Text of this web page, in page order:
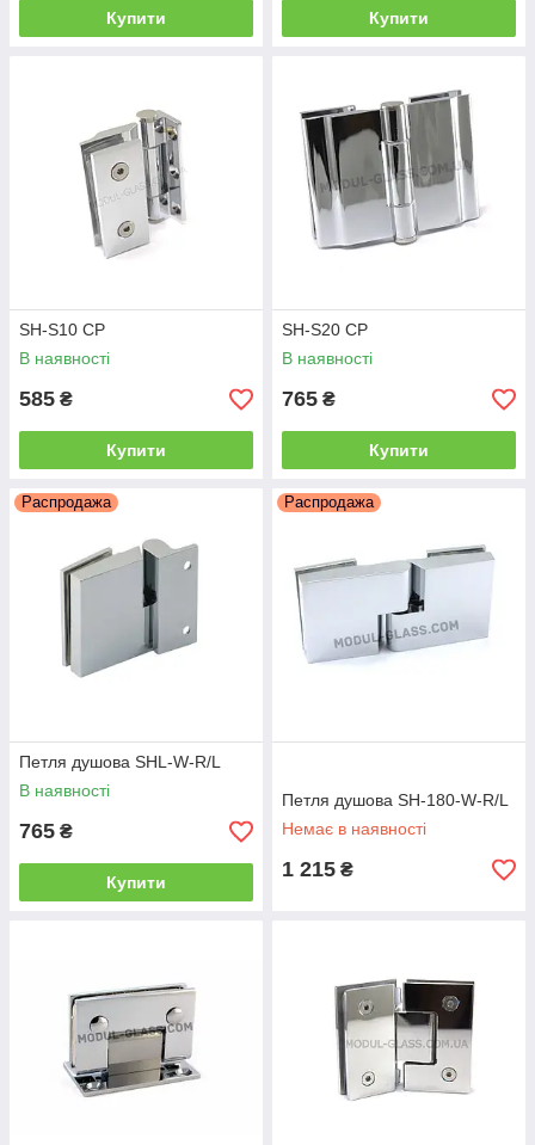
Купити Купити
SH-S10 CP
В наявності
585 ₴
Купити
SH-S20 CP
В наявності
765 ₴
Купити
Распродажа
Петля душова SHL-W-R/L
В наявності
765 ₴
Купити
Распродажа
Петля душова SH-180-W-R/L
Немає в наявності
1 215 ₴